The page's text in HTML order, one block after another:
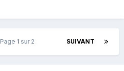
SUIVANT
Page 1 sur 2